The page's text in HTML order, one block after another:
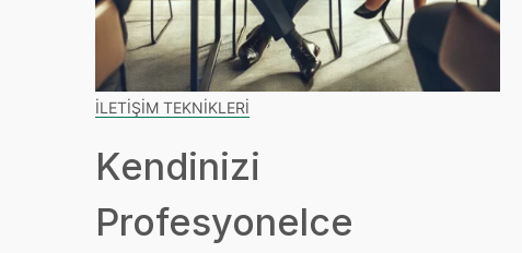
İLETIŞIM TEKNIKLERI
Kendinizi
Profesyonelce